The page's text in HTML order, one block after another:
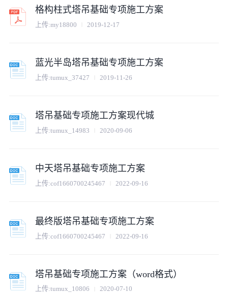
格构柱式塔吊基础专项施工方案
上传:my18800 2019-12-17
蓝光半岛塔吊基础专项施工方案
上传:tumux_37427 2019-11-26
塔吊基础专项施工方案现代城
上传:tumux_14983 2020-09-06
中天塔吊基础专项施工方案
上传:cof1660700245467 2022-09-16
最终版塔吊基础专项施工方案
上传:cof1660700245467 2022-09-16
塔吊基础专项施工方案（word格式）
上传:tumux_10806 2020-07-10